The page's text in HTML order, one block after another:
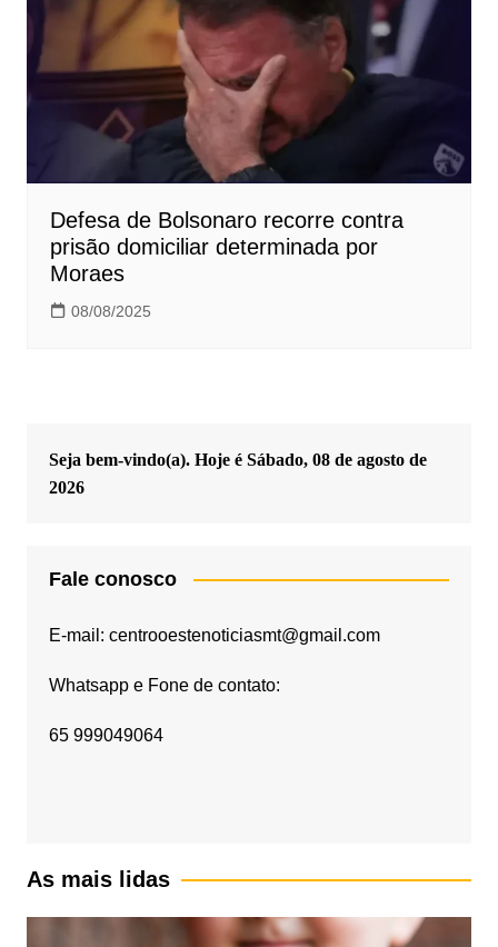
Defesa de Bolsonaro recorre contra
prisão domiciliar determinada por
Moraes
08/08/2025
Seja bem-vindo(a). Hoje é Sábado, 08 de agosto de
2026
Fale conosco
E-mail: centrooestenoticiasmt@gmail.com
Whatsapp e Fone de contato:
65 999049064
As mais lidas